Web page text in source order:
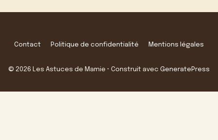
Contact Politique de confidentialité Mentions légales
© 2026 Les Astuces de Mamie • Construit avec GeneratePress